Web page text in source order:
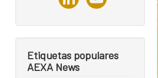
Etiquetas populares
AEXA News